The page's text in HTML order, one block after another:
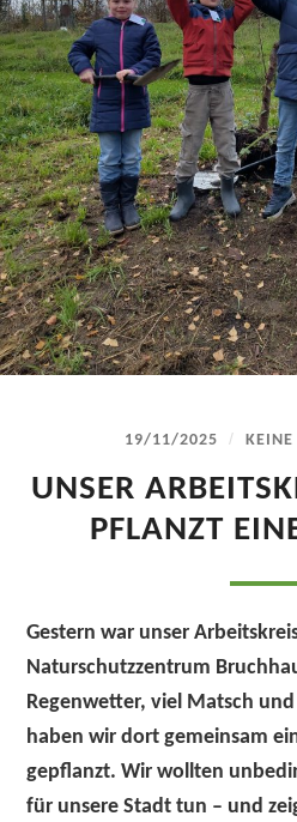
19/11/2025 / KEINE
UNSER
PFLANZT
Gestern war unser
Naturschutzzentrum
Regenwetter, viel Matsch
haben wir dort gemeinsam
gepflanzt. Wir wollten
für unsere Stadt tun – und